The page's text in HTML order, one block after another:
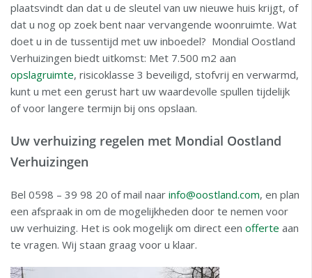
plaatsvindt dan dat u de sleutel van uw nieuwe huis krijgt, of
dat u nog op zoek bent naar vervangende woonruimte. Wat
doet u in de tussentijd met uw inboedel? Mondial Oostland
Verhuizingen biedt uitkomst: Met 7.500 m2 aan
opslagruimte, risicoklasse 3 beveiligd, stofvrij en verwarmd,
kunt u met een gerust hart uw waardevolle spullen tijdelijk
of voor langere termijn bij ons opslaan.
Uw verhuizing regelen met Mondial Oostland
Verhuizingen
Bel 0598 – 39 98 20 of mail naar info@oostland.com, en plan
een afspraak in om de mogelijkheden door te nemen voor
uw verhuizing. Het is ook mogelijk om direct een offerte aan
te vragen. Wij staan graag voor u klaar.